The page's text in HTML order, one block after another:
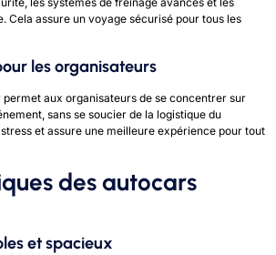
Cela assure un voyage sécurisé pour tous les
les organisateurs
permet aux organisateurs de se concentrer sur
sans se soucier de la logistique du
et assure une meilleure expérience pour tout
des autocars
et spacieux